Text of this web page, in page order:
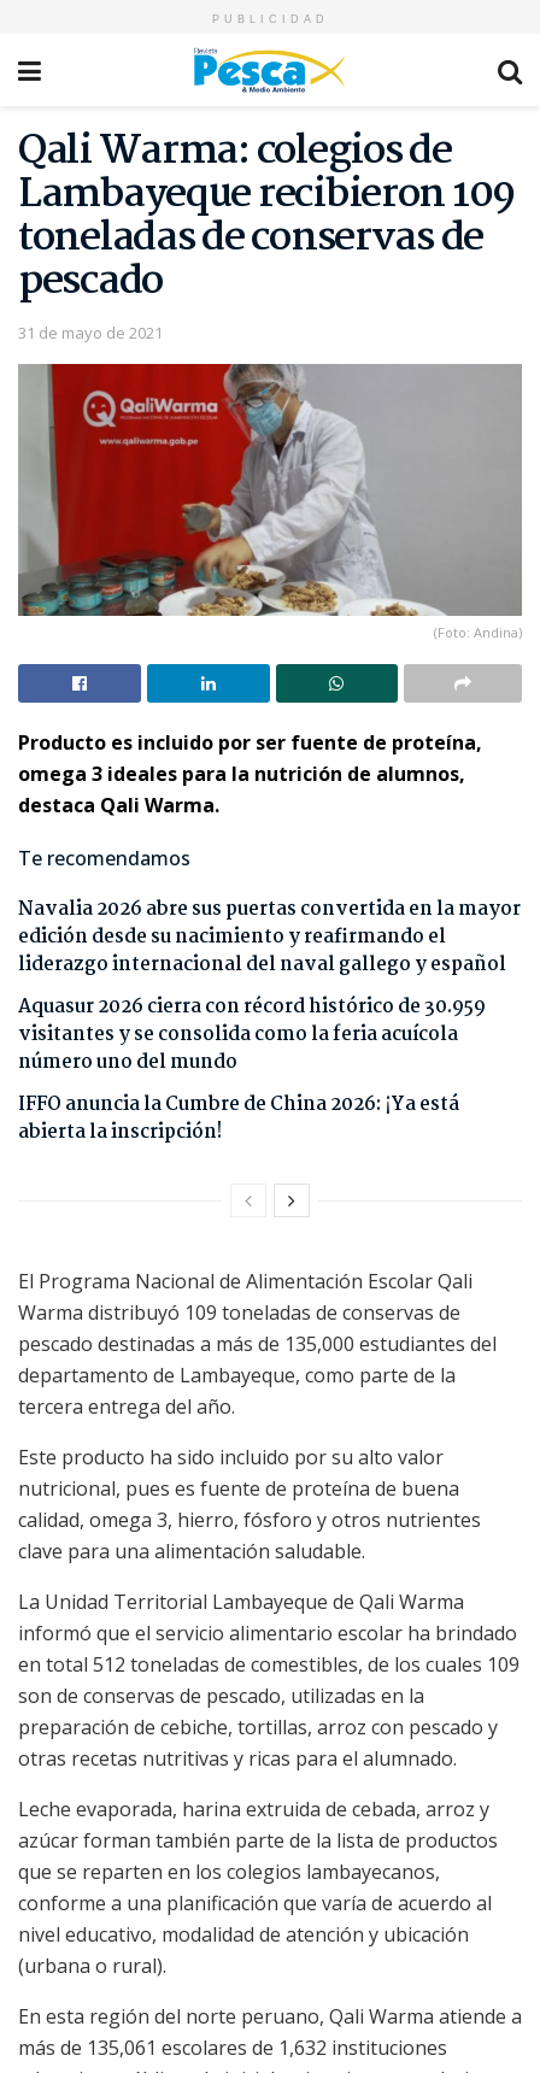
PUBLICIDAD
Qali Warma: colegios de
Lambayeque recibieron 109
toneladas de conservas de
pescado
31 de mayo de 2021
(Foto: Andina)
Producto es incluido por ser fuente de proteína,
omega 3 ideales para la nutrición de alumnos,
destaca Qali Warma.
Te recomendamos
Navalia 2026 abre sus puertas convertida en la mayor
edición desde su nacimiento y reafirmando el
liderazgo internacional del naval gallego y español
Aquasur 2026 cierra con récord histórico de 30.959
visitantes y se consolida como la feria acuícola
número uno del mundo
IFFO anuncia la Cumbre de China 2026: ¡Ya está
abierta la inscripción!
El Programa Nacional de Alimentación Escolar Qali
Warma distribuyó 109 toneladas de conservas de
pescado destinadas a más de 135,000 estudiantes del
departamento de Lambayeque, como parte de la
tercera entrega del año.
Este producto ha sido incluido por su alto valor
nutricional, pues es fuente de proteína de buena
calidad, omega 3, hierro, fósforo y otros nutrientes
clave para una alimentación saludable.
La Unidad Territorial Lambayeque de Qali Warma
informó que el servicio alimentario escolar ha brindado
en total 512 toneladas de comestibles, de los cuales 109
son de conservas de pescado, utilizadas en la
preparación de cebiche, tortillas, arroz con pescado y
otras recetas nutritivas y ricas para el alumnado.
Leche evaporada, harina extruida de cebada, arroz y
azúcar forman también parte de la lista de productos
que se reparten en los colegios lambayecanos,
conforme a una planificación que varía de acuerdo al
nivel educativo, modalidad de atención y ubicación
(urbana o rural).
En esta región del norte peruano, Qali Warma atiende a
más de 135,061 escolares de 1,632 instituciones